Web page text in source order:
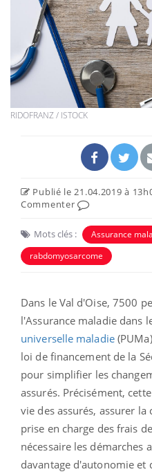
RIDOFRANZ / ISTOCK
Publié le 21.04.2019 à
Commenter
Mots clés : Assurance
rabdomyosarcome
Dans le Val d'Oise, 7500
l'Assurance maladie dans
universelle maladie
loi de financement de la
pour simplifier les
assurés. Précisément,
vie des assurés, assurer
prise en charge des frais
nécessaire les démarches
davantage d'autonomie et